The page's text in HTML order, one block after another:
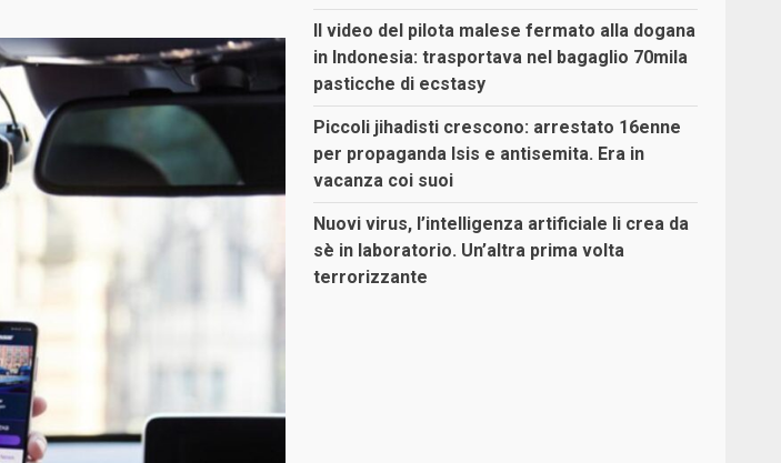
Il video del pilota malese fermato alla dogana
in Indonesia: trasportava nel bagaglio 70mila
pasticche di ecstasy
Piccoli jihadisti crescono: arrestato 16enne
per propaganda Isis e antisemita. Era in
vacanza coi suoi
Nuovi virus, l’intelligenza artificiale li crea da
sè in laboratorio. Un’altra prima volta
terrorizzante